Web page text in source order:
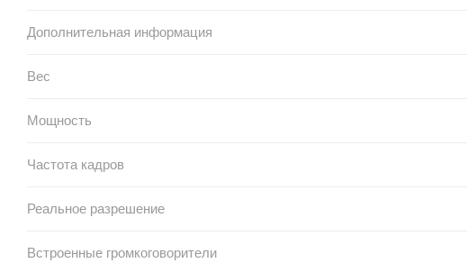
Дополнительная информация
Вес
Мощность
Частота кадров
Реальное разрешение
Встроенные громкоговорители